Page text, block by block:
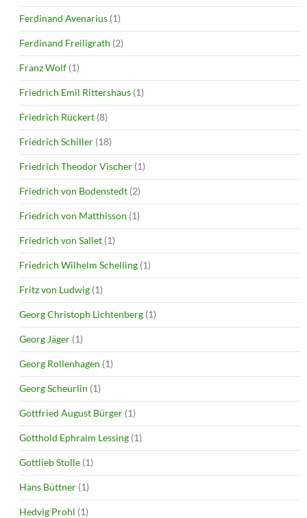
Ferdinand Avenarius (1)
Ferdinand Freiligrath (2)
Franz Wolf (1)
Friedrich Emil Rittershaus (1)
Friedrich Rückert (8)
Friedrich Schiller (18)
Friedrich Theodor Vischer (1)
Friedrich von Bodenstedt (2)
Friedrich von Matthisson (1)
Friedrich von Sallet (1)
Friedrich Wilhelm Schelling (1)
Fritz von Ludwig (1)
Georg Christoph Lichtenberg (1)
Georg Jäger (1)
Georg Rollenhagen (1)
Georg Scheurlin (1)
Gottfried August Bürger (1)
Gotthold Ephraim Lessing (1)
Gottlieb Stolle (1)
Hans Büttner (1)
Hedvig Prohl (1)